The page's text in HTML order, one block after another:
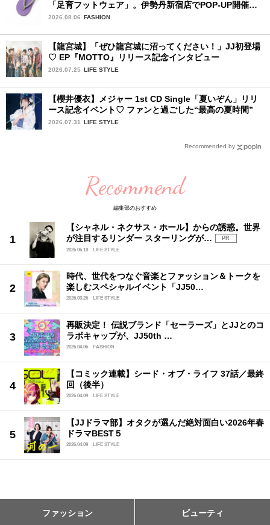
「足育フットウェア」。伊勢丹新宿店でPOP-UP開催
中！
2026.08.06 FASHION
【龍宮城】「ぜひ龍宮城に沼ってください！」JJ初登場
♡ EP『MOTTO』リリース記念インタビュー
2026.07.25 LIFE STYLE
【櫻井優衣】メジャー 1st CD Single「夏いぞん」リリ
ース記念イベント♡ ファンと過ごした“最高の夏時間”
2026.07.31 LIFE STYLE
Recommended by
Recommend
編集部のおすすめ
【シャネル・ネクサス・ホール】からの誘惑。世界
が注目するリンダー スターリングが…
PR
2026.06.18
LIFE STYLE
時代、世代をつなぐ音楽とファッション＆トークを
楽しむスペシャルイベント「JJ50…
2026.03.26 LIFE STYLE
再販決定！ 伝説ブランド「セーラーズ」とJJとのコ
ラボキャップが、JJ50th …
2026.04.06 FASHION
【コミック連載】シード・オブ・ライフ 37話／最終
回（後半）
2026.04.09 LIFE STYLE
【JJドラマ部】オタクが選んだ絶対面白い2026年春
ドラマBEST５
2026.04.09 LIFE STYLE
ファッション ビューティ